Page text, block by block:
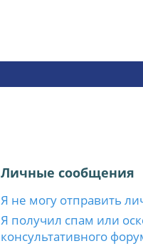
Личные сообщения
Я не могу отправить
Я получил спам или
консультативного